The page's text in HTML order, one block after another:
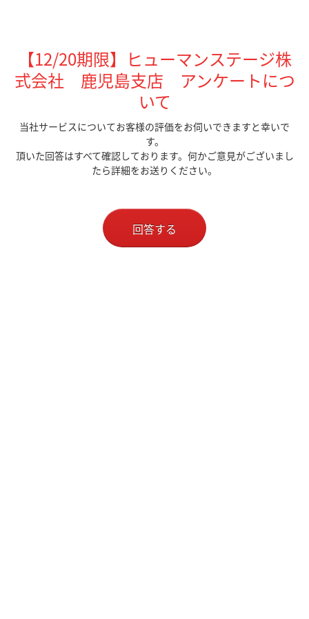
【12/20期限】ヒューマンステージ株
式会社 鹿児島支店 アンケートにつ
いて
当社サービスについてお客様の評価をお伺いできますと幸いで
す。
頂いた回答はすべて確認しております。何かご意見がございまし
たら詳細をお送りください。
回答する